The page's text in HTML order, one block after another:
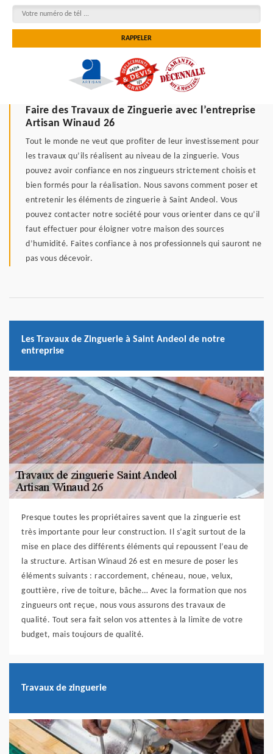
Faire des Travaux de Zinguerie avec l’entreprise
Artisan Winaud 26
Tout le monde ne veut que profiter de leur investissement pour
les travaux qu’ils réalisent au niveau de la zinguerie. Vous
pouvez avoir confiance en nos zingueurs strictement choisis et
bien formés pour la réalisation. Nous savons comment poser et
entretenir les éléments de zinguerie à Saint Andeol. Vous
pouvez contacter notre société pour vous orienter dans ce qu’il
faut effectuer pour éloigner votre maison des sources
d’humidité. Faites confiance à nos professionnels qui sauront ne
pas vous décevoir.
Les Travaux de Zinguerie à Saint Andeol de notre
entreprise
Presque toutes les propriétaires savent que la zinguerie est
très importante pour leur construction. Il s’agit surtout de la
mise en place des différents éléments qui repoussent l’eau de
la structure. Artisan Winaud 26 est en mesure de poser les
éléments suivants : raccordement, chéneau, noue, velux,
gouttière, rive de toiture, bâche… Avec la formation que nos
zingueurs ont reçue, nous vous assurons des travaux de
qualité. Tout sera fait selon vos attentes à la limite de votre
budget, mais toujours de qualité.
Travaux de zinguerie